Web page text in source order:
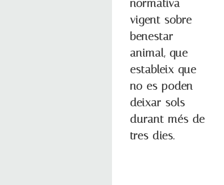
normativa
vigent sobre
benestar
animal, que
estableix que
no es poden
deixar sols
durant més de
tres dies.